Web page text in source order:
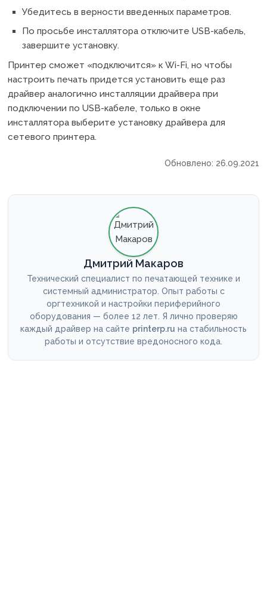
Убедитесь в верности введенных параметров.
По просьбе инсталлятора отключите USB-кабель,
завершите установку.
Принтер сможет «подключится» к Wi-Fi, но чтобы
настроить печать придется установить еще раз
драйвер аналогично инсталляции драйвера при
подключении по USB-кабеле, только в окне
инсталлятора выберите установку драйвера для
сетевого принтера.
Обновлено: 26.09.2021
Дмитрий Макаров
Технический специалист по печатающей технике и
системный администратор. Опыт работы с
оргтехникой и настройки периферийного
оборудования — более 12 лет. Я лично проверяю
каждый драйвер на сайте printerp.ru на стабильность
работы и отсутствие вредоносного кода.